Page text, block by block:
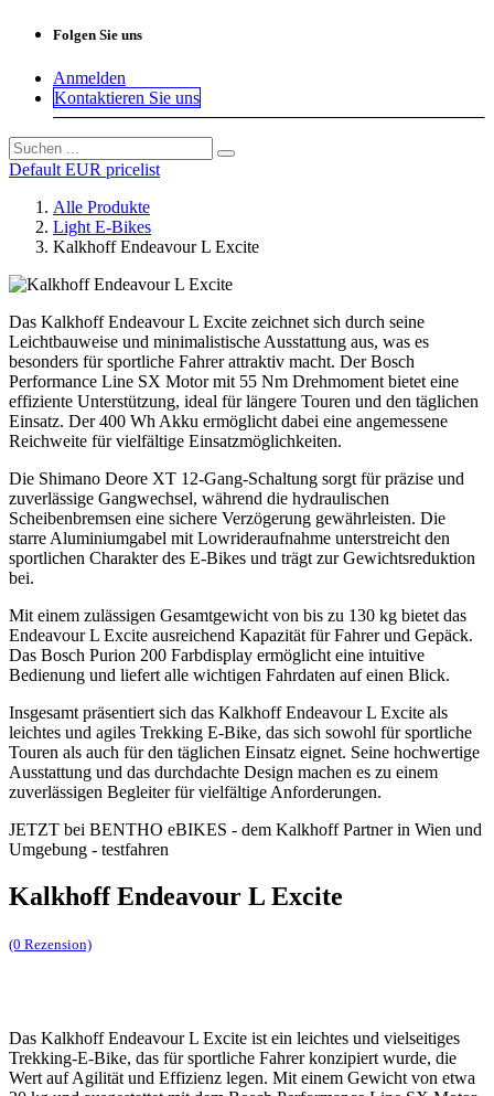
Folgen Sie uns
Anmelden
Kontaktieren Sie uns
Default EUR pricelist
Alle Produkte
Light E-Bikes
Kalkhoff Endeavour L Excite
Das Kalkhoff Endeavour L Excite zeichnet sich durch seine
Leichtbauweise und minimalistische Ausstattung aus, was es
besonders für sportliche Fahrer attraktiv macht. Der Bosch
Performance Line SX Motor mit 55 Nm Drehmoment bietet eine
effiziente Unterstützung, ideal für längere Touren und den täglichen
Einsatz. Der 400 Wh Akku ermöglicht dabei eine angemessene
Reichweite für vielfältige Einsatzmöglichkeiten.
Die Shimano Deore XT 12-Gang-Schaltung sorgt für präzise und
zuverlässige Gangwechsel, während die hydraulischen
Scheibenbremsen eine sichere Verzögerung gewährleisten. Die
starre Aluminiumgabel mit Lowrideraufnahme unterstreicht den
sportlichen Charakter des E-Bikes und trägt zur Gewichtsreduktion
bei.
Mit einem zulässigen Gesamtgewicht von bis zu 130 kg bietet das
Endeavour L Excite ausreichend Kapazität für Fahrer und Gepäck.
Das Bosch Purion 200 Farbdisplay ermöglicht eine intuitive
Bedienung und liefert alle wichtigen Fahrdaten auf einen Blick.
Insgesamt präsentiert sich das Kalkhoff Endeavour L Excite als
leichtes und agiles Trekking E-Bike, das sich sowohl für sportliche
Touren als auch für den täglichen Einsatz eignet. Seine hochwertige
Ausstattung und das durchdachte Design machen es zu einem
zuverlässigen Begleiter für vielfältige Anforderungen.
JETZT bei BENTHO eBIKES - dem Kalkhoff Partner in Wien und
Umgebung - testfahren
Kalkhoff Endeavour L Excite
(0 Rezension)
Das Kalkhoff Endeavour L Excite ist ein leichtes und vielseitiges
Trekking-E-Bike, das für sportliche Fahrer konzipiert wurde, die
Wert auf Agilität und Effizienz legen. Mit einem Gewicht von etwa